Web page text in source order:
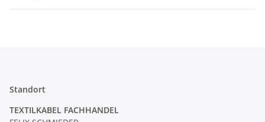
Standort
TEXTILKABEL FACHHANDEL